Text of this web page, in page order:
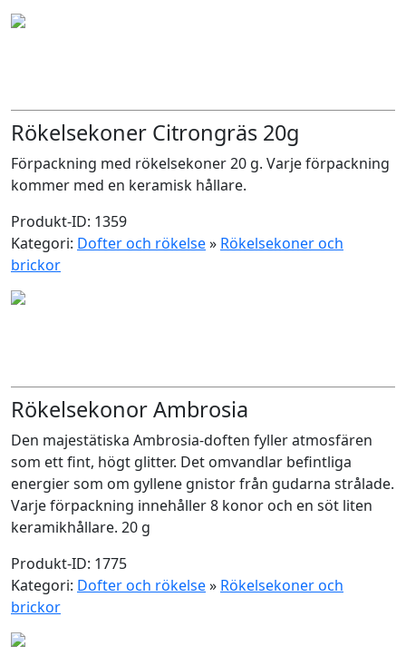
Rökelsekoner Citrongräs 20g
Förpackning med rökelsekoner 20 g. Varje förpackning
kommer med en keramisk hållare.
Produkt-ID: 1359
Kategori: Dofter och rökelse» Rökelsekoner och
brickor
Rökelsekonor Ambrosia
Den majestätiska Ambrosia-doften fyller atmosfären
som ett fint, högt glitter. Det omvandlar befintliga
energier som om gyllene gnistor från gudarna strålade.
Varje förpackning innehåller 8 konor och en söt liten
keramikhållare. 20 g
Produkt-ID: 1775
Kategori: Dofter och rökelse» Rökelsekoner och
brickor